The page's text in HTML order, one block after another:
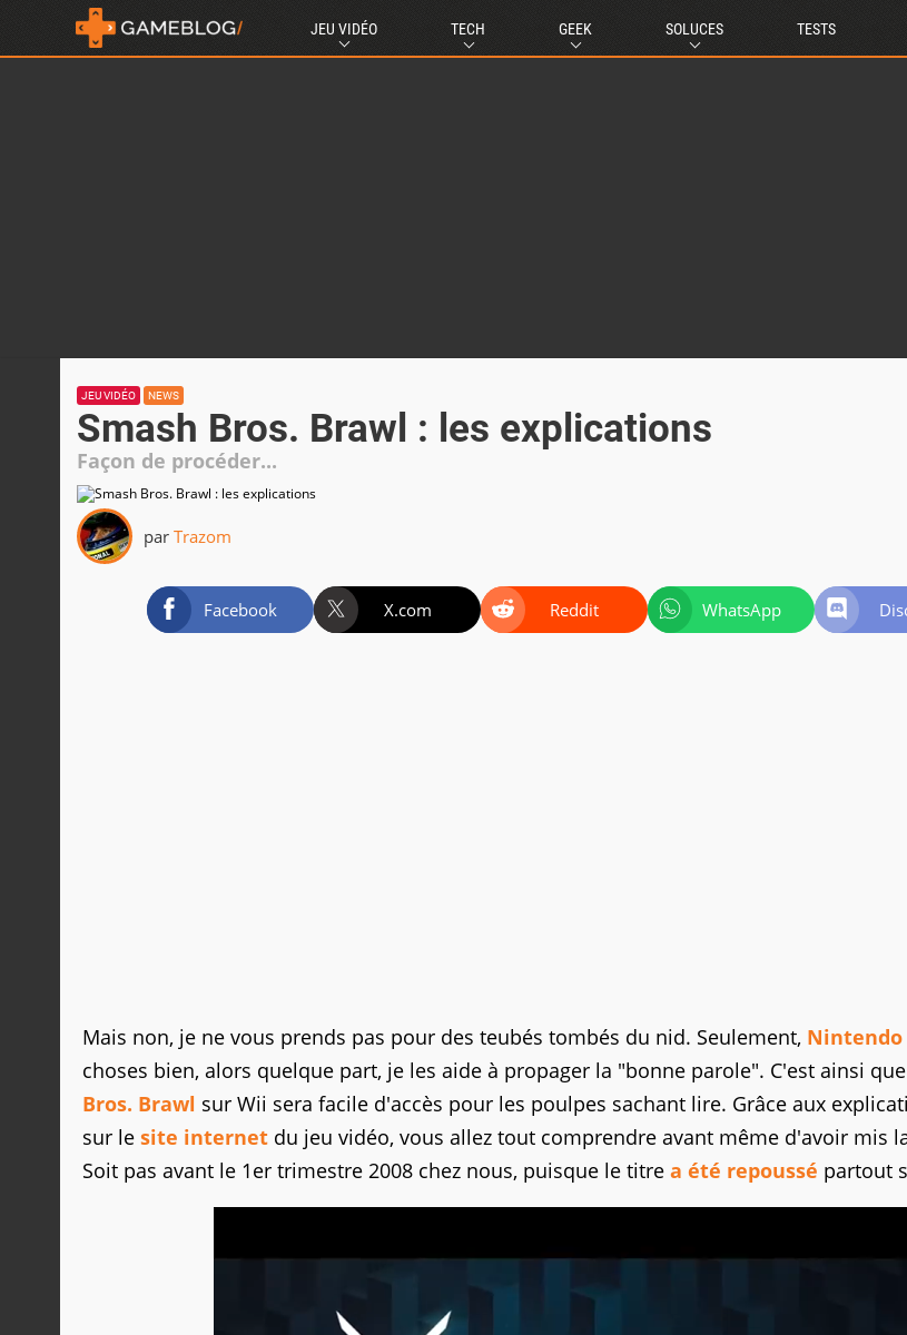
JEU VIDÉO TECH GEEK SOLUCES TESTS
JEU VIDÉO NEWS
Smash Bros. Brawl : les explications
Façon de procéder...
par Trazom
Facebook X.com Reddit WhatsApp
Mais non, je ne vous prends pas pour des teubés tombés du nid. Seulement, Nintendo
choses bien, alors quelque part, je les aide à propager la "bonne parole". C'est ainsi que
Bros. Brawl sur Wii sera facile d'accès pour les poulpes sachant lire. Grâce aux
sur le site internet du jeu vidéo, vous allez tout comprendre avant même d'avoir mis
Soit pas avant le 1er trimestre 2008 chez nous, puisque le titre a été repoussé partout